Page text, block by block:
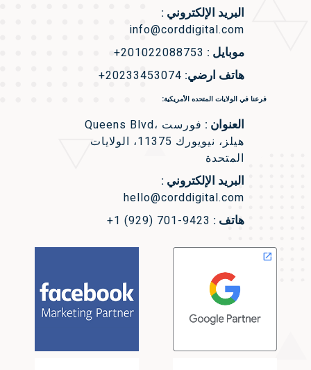
البريد الإلكتروني :
info@corddigital.com
موبايل : +201022088753
هاتف ارضي: +20233453074
فرعنا في الولايات المتحده الأمريكية:
العنوان :
Queens Blvd، فورست
هيلز، نيويورك 11375، الولايات
المتحدة
البريد الإلكتروني :
hello@corddigital.com
هاتف : +1 (929) 701-9423